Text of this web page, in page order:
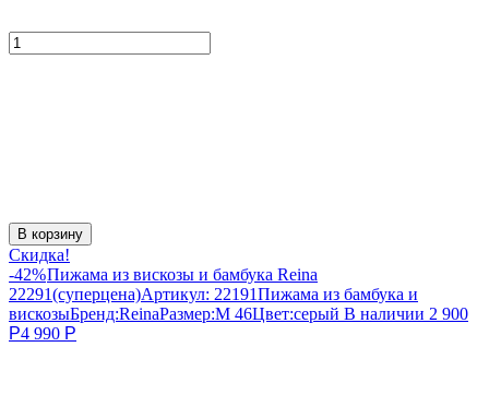
В корзину
Скидка!
-42%Пижама из вискозы и бамбука Reina
22291(суперцена)Артикул: 22191Пижама из бамбука и
вискозыБренд:ReinaРазмер:M 46Цвет:серый В наличии 2 900
Р4 990 Р